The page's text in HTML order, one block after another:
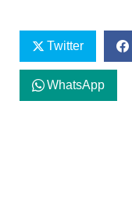
Twitter
WhatsApp